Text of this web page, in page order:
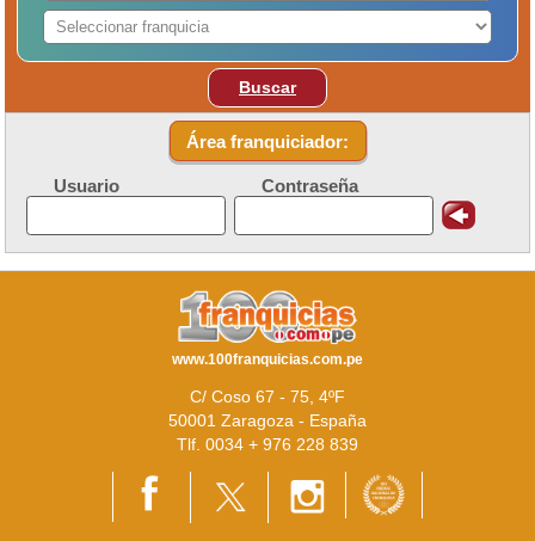
Buscar
Área franquiciador:
Usuario Contraseña
www.100franquicias.com.pe
C/ Coso 67 - 75, 4ºF
50001 Zaragoza - España
Tlf. 0034 + 976 228 839